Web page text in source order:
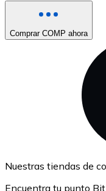
Comprar COMP ahora
Nuestras tiendas de
Encuentra tu punto